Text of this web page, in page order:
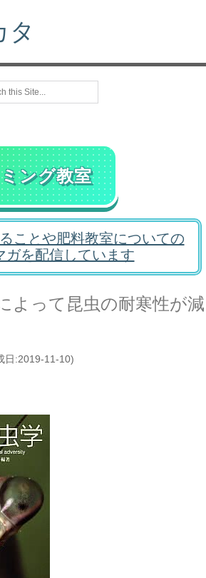
タ
ング教室
ことや肥料教室についての
ガを配信しています
よって昆虫の耐寒性が減
日:2019-11-10)